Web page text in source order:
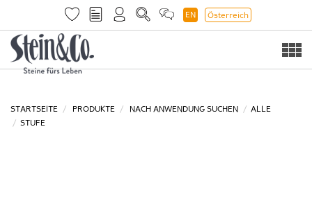
EN Österreich
STARTSEITE PRODUKTE NACH ANWENDUNG SUCHEN
ALLE
STUFE